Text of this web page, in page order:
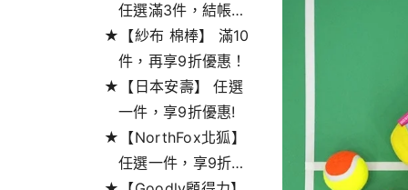
任選滿3件，結帳打
9折!
★【紗布 棉棒】 滿10
件，再享9折優惠！
★【日本安壽】 任選
一件，享9折優惠!
★【NorthFox北狐】
任選一件，享9折特